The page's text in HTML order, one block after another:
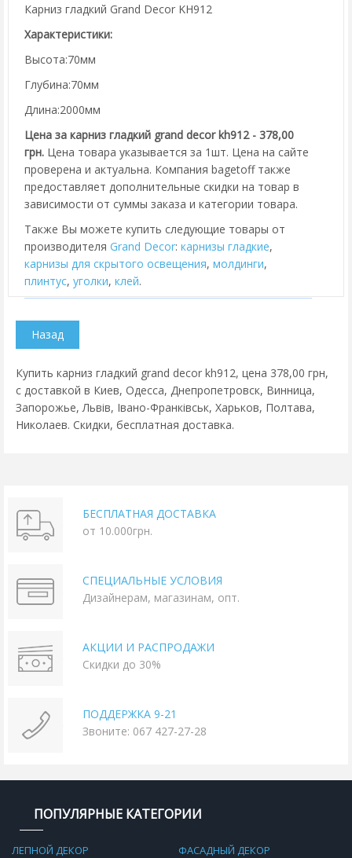
Карниз гладкий Grand Decor KH912
Характеристики:
Высота:70мм
Глубина:70мм
Длина:2000мм
Цена за карниз гладкий grand decor kh912 - 378,00
грн. Цена товара указывается за 1шт. Цена на сайте
проверена и актуальна. Компания bagetoff также
предоставляет дополнительные скидки на товар в
зависимости от суммы заказа и категории товара.
Также Вы можете купить следующие товары от
производителя Grand Decor: карнизы гладкие,
карнизы для скрытого освещения, молдинги,
плинтус, уголки, клей.
Купить карниз гладкий grand decor kh912, цена 378,00 грн,
с доставкой в Киев, Одесса, Днепропетровск, Винница,
Запорожье, Львів, Івано-Франківськ, Харьков, Полтава,
Николаев. Скидки, бесплатная доставка.
БЕСПЛАТНАЯ ДОСТАВКА
от 10.000грн.
СПЕЦИАЛЬНЫЕ УСЛОВИЯ
Дизайнерам, магазинам, опт.
АКЦИИ И РАСПРОДАЖИ
Скидки до 30%
ПОДДЕРЖКА 9-21
Звоните: 067 427-27-28
ПОПУЛЯРНЫЕ КАТЕГОРИИ
ЛЕПНОЙ ДЕКОР
ФАСАДНЫЙ ДЕКОР